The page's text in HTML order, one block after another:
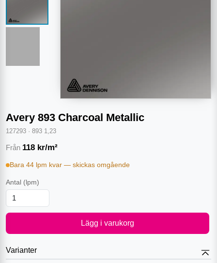
Avery 893 Charcoal Metallic
127293 · 893 1,23
Från 118 kr/m²
Bara 44 lpm kvar — skickas omgående
Antal (lpm)
Lägg i varukorg
Varianter